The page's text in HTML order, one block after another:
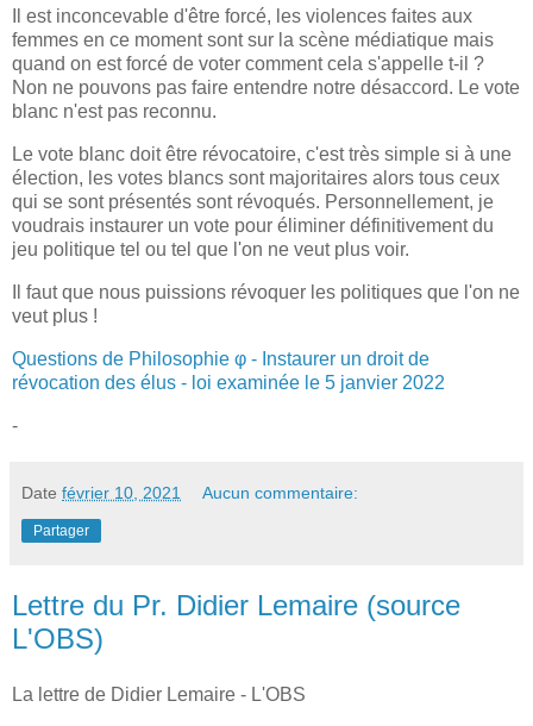
Il est inconcevable d'être forcé, les violences faites aux
femmes en ce moment sont sur la scène médiatique mais
quand on est forcé de voter comment cela s'appelle t-il ?
Non ne pouvons pas faire entendre notre désaccord. Le vote
blanc n'est pas reconnu.
Le vote blanc doit être révocatoire, c'est très simple si à une
élection, les votes blancs sont majoritaires alors tous ceux
qui se sont présentés sont révoqués. Personnellement, je
voudrais instaurer un vote pour éliminer définitivement du
jeu politique tel ou tel que l'on ne veut plus voir.
Il faut que nous puissions révoquer les politiques que l'on ne
veut plus !
Questions de Philosophie φ - Instaurer un droit de
révocation des élus - loi examinée le 5 janvier 2022
-
Date février 10, 2021 Aucun commentaire:
Partager
Lettre du Pr. Didier Lemaire (source
L'OBS)
La lettre de Didier Lemaire - L'OBS